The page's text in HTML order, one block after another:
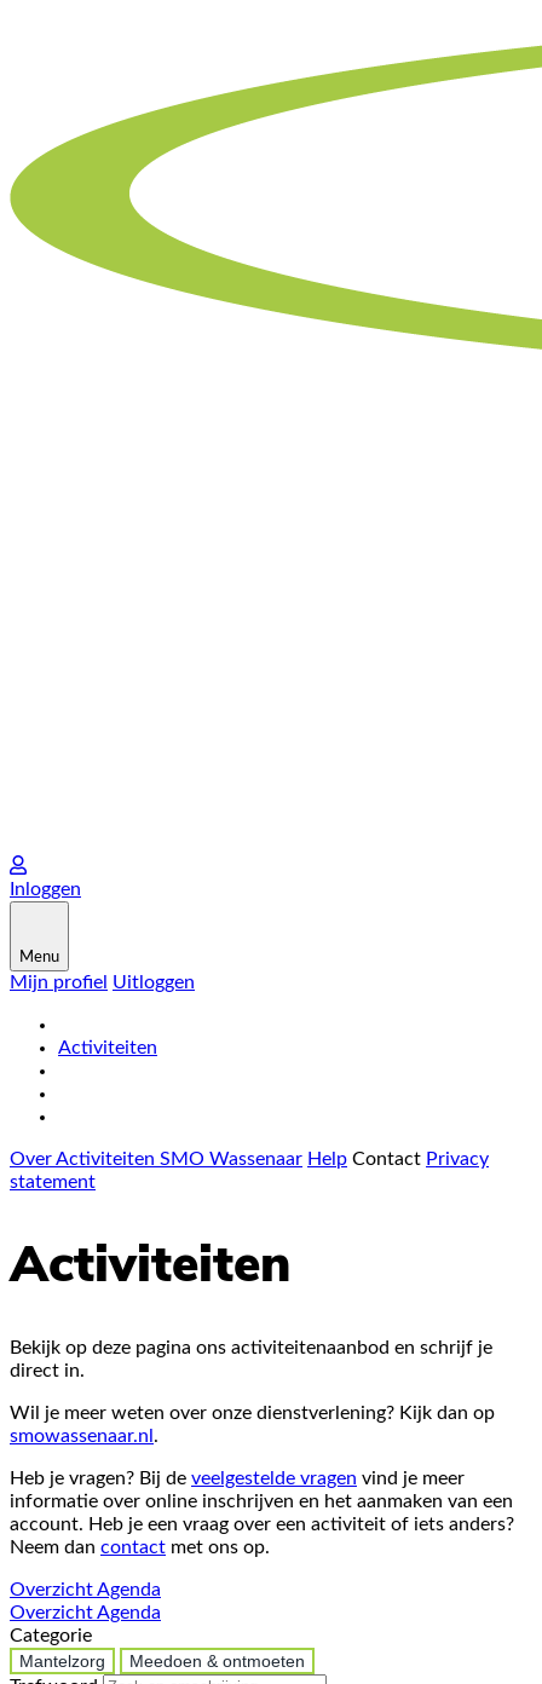
Inloggen
Menu
Mijn profiel Uitloggen
Activiteiten
Over Activiteiten SMO Wassenaar Help Contact Privacy
statement
Activiteiten
Bekijk op deze pagina ons activiteitenaanbod en schrijf je
direct in.
Wil je meer weten over onze dienstverlening? Kijk dan op
smowassenaar.nl .
Heb je vragen? Bij de veelgestelde vragen vind je meer
informatie over online inschrijven en het aanmaken van een
account. Heb je een vraag over een activiteit of iets anders?
Neem dan contact met ons op.
OverzichtAgenda
OverzichtAgenda
Categorie
Mantelzorg
Meedoen & ontmoeten